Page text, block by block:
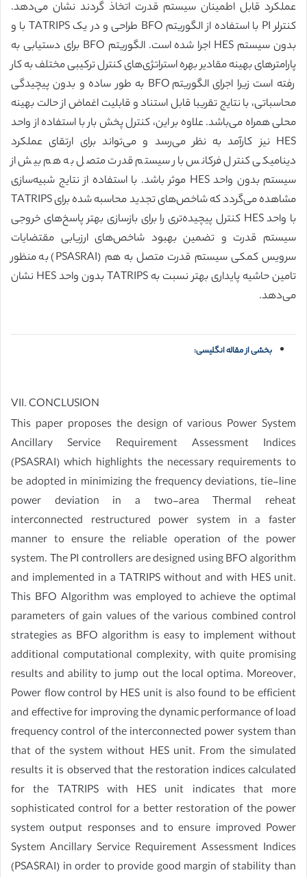
عملکرد قابل اطمینان سیستم قدرت اتخاذ گردند نشان می‌دهد.
کنترلر PI با استفاده از الگوریتم BFO طراحی و در یک TATRIPS با و
بدون سیستم HES اجرا شده است. الگوریتم BFO برای دستیابی به
پارامترهای بهینه مقادیر بهره استراتژی‌های کنترل ترکیبی مختلف به کار
رفته است زیرا اجرای الگوریتم BFO به طور ساده و بدون پیچیدگی
محاسباتی، با نتایج تقریبا قابل استناد و قابلیت اغماض از حالت بهینه
محلی همراه می‌باشد. علاوه بر این، کنترل پخش بار با استفاده از واحد
HES نیز کارآمد به نظر می‌رسد و می‌تواند برای ارتقای عملکرد
دینامیکی کنترل فرکانس بار سیستم قدرت متصل به هم بیش از
سیستم بدون واحد HES موثر باشد. با استفاده از نتایج شبیه‌سازی
مشاهده می‌گردد که شاخص‌های تجدید محاسبه شده برای TATRIPS
با واحد HES کنترل پیچیده‌تری را برای بازسازی بهتر پاسخ‌های خروجی
سیستم قدرت و تضمین بهبود شاخص‌های ارزیابی مقتضایات
سرویس کمکی سیستم قدرت متصل به هم (PSASRAI) به منظور
تامین حاشیه پایداری بهتر نسبت به TATRIPS بدون واحد HES نشان
می‌دهد.
بخشی از مقاله انگلیسی:
VII. CONCLUSION
This paper proposes the design of various Power System
Ancillary Service Requirement Assessment Indices
(PSASRAI) which highlights the necessary requirements to
be adopted in minimizing the frequency deviations, tie-line
power deviation in a two-area Thermal reheat
interconnected restructured power system in a faster
manner to ensure the reliable operation of the power
system. The PI controllers are designed using BFO algorithm
and implemented in a TATRIPS without and with HES unit.
This BFO Algorithm was employed to achieve the optimal
parameters of gain values of the various combined control
strategies as BFO algorithm is easy to implement without
additional computational complexity, with quite promising
results and ability to jump out the local optima. Moreover,
Power flow control by HES unit is also found to be efficient
and effective for improving the dynamic performance of load
frequency control of the interconnected power system than
that of the system without HES unit. From the simulated
results it is observed that the restoration indices calculated
for the TATRIPS with HES unit indicates that more
sophisticated control for a better restoration of the power
system output responses and to ensure improved Power
System Ancillary Service Requirement Assessment Indices
(PSASRAI) in order to provide good margin of stability than